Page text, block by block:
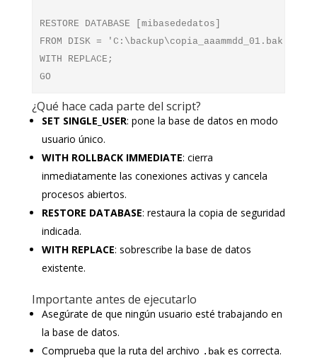
RESTORE DATABASE [mibasededatos]
FROM DISK = 'C:\backup\copia_aaammdd_01.bak'
WITH REPLACE;
¿Qué hace cada parte del script?
SET SINGLE_USER: pone la base de datos en modo
usuario único.
WITH ROLLBACK IMMEDIATE: cierra
inmediatamente las conexiones activas y cancela
procesos abiertos.
RESTORE DATABASE: restaura la copia de seguridad
indicada.
WITH REPLACE: sobrescribe la base de datos
existente.
Importante antes de ejecutarlo
Asegúrate de que ningún usuario esté trabajando en
la base de datos.
Comprueba que la ruta del archivo .bakes correcta.